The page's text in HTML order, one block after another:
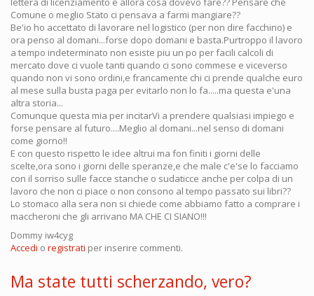
Comune o meglio Stato ci pensava a farmi mangiare??
Be'io ho accettato di lavorare nel logistico (per non dire facchino) e
ora penso al domani...forse dopo domani e basta.Purtroppo il lavoro
a tempo indeterminato non esiste piu un po per facili calcoli di
mercato dove ci vuole tanti quando ci sono commese e viceverso
quando non vi sono ordini,e francamente chi ci prende qualche euro
al mese sulla busta paga per evitarlo non lo fa.....ma questa e'una
altra storia...
Comunque questa mia per incitarVi a prendere qualsiasi impiego e
forse pensare al futuro....Meglio al domani...nel senso di domani
come giorno!!
E con questo rispetto le idee altrui ma fon finiti i giorni delle
scelte,ora sono i giorni delle speranze,e che male c'e'se lo facciamo
con il sorriso sulle facce stanche o sudaticce anche per colpa di un
lavoro che non ci piace o non consono al tempo passato sui libri??
Lo stomaco alla sera non si chiede come abbiamo fatto a comprare i
maccheroni che gli arrivano MA CHE CI SIANO!!!
Dommy iw4cyg
Accedi o registrati per inserire commenti.
Ma state tutti scherzando, vero?